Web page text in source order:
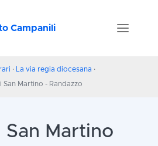
Campanili
· La via regia diocesana ·
San Martino - Randazzo
San Martino